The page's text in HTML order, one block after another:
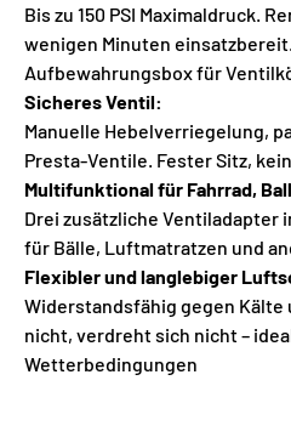
Bis zu 150 PSI Maximaldruck.
wenigen Minuten
Aufbewahrungsbox für
Sicheres Ventil:
Manuelle Hebelverriegelung,
Presta-Ventile. Fester Sitz,
Multifunktional für Fahrrad,
Drei zusätzliche Ventiladapter
für Bälle, Luftmatratzen und
Flexibler und langlebiger
Widerstandsfähig gegen Kälte
nicht, verdreht sich nicht –
Wetterbedingungen